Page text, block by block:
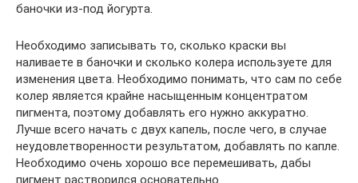
баночки из-под йогурта.
Необходимо записывать то, сколько краски вы
наливаете в баночки и сколько колера используете для
изменения цвета. Необходимо понимать, что сам по себе
колер является крайне насыщенным концентратом
пигмента, поэтому добавлять его нужно аккуратно.
Лучше всего начать с двух капель, после чего, в случае
неудовлетворенности результатом, добавлять по капле.
Необходимо очень хорошо все перемешивать, дабы
пигмент растворился основательно.